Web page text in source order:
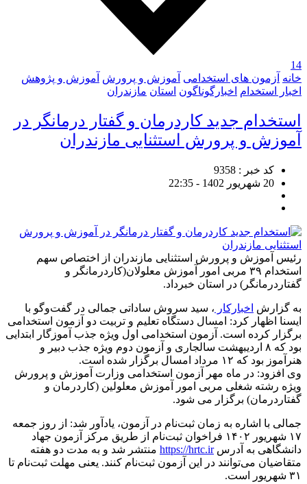
14
خانه آزمون های استخدامی آموزش و پرورش آموزش و پژوهش
اخبار استخدام اخبارگوناگون استان مازندران
استخدام جدید کاردرمان و گفتار درمانگر در
آموزش و پرورش استثنایی مازندران
کد خبر : 9358
20 شهریور 1402 - 22:35
رئیس آموزش و پرورش استثنایی مازندران از اختصاص سهم
استخدام ۳۹ مربی امور آموزش معلولان(کاردرمانگر و
گفتاردرمانگر) در استان خبرداد.
به گزارش اخبارکار ، سید سروش ساداتی جمالی در گفت‌وگو با
ایسنا اظهار کرد: امسال دستگاه تعلیم و تربیت دو آزمون استخدامی
برگزار کرده است. آزمون استخدامی اول ویژه جذب آموزگار ابتدایی
بود که ۸ اردیبهشت سالجاری و آزمون دوم ویژه جذب دبیر و
هنرآموز بود که ۱۲ مرداد امسال برگزار شده است.
وی افزود: در ماه مهر آزمون استخدامی وزارت آموزش و پرورش
ویژه رشته شغلی مربی امور آموزش معلولین (کاردرمان و
گفتاردرمان) برگزار می شود.
جمالی با اشاره به زمان ثبت‌نام در آزمون، یادآور شد: از روز جمعه
۱۷ شهریور ۱۴۰۲ فراخوان ثبت‌نام از طریق مرکز آزمون جهاد
دانشگاهی به آدرسhttps://hrtc.ir منتشر شد و به مدت دو هفته
متقاضیان می‌توانند در این آزمون ثبت‌نام کنند. یعنی مهلت ثبت‌نام تا
۳۱ شهریور است.